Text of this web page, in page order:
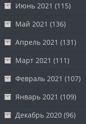
Июнь 2021 (115)
Май 2021 (136)
Апрель 2021 (131)
Март 2021 (111)
Февраль 2021 (107)
Январь 2021 (109)
Декабрь 2020 (96)